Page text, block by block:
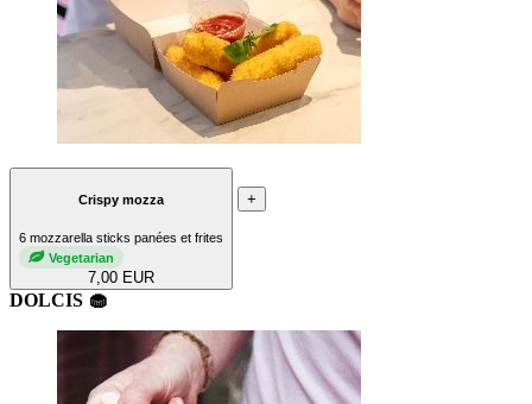
Crispy mozza
6 mozzarella sticks panées et frites
Vegetarian
7,00 EUR
+
DOLCIS 🧁